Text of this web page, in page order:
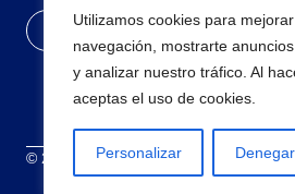
Utilizamos cookies para
navegación, mostrarte
y analizar nuestro tráfico. Al
aceptas el uso de cookies.
Personalizar
© 2026 Todos los derechos reservados